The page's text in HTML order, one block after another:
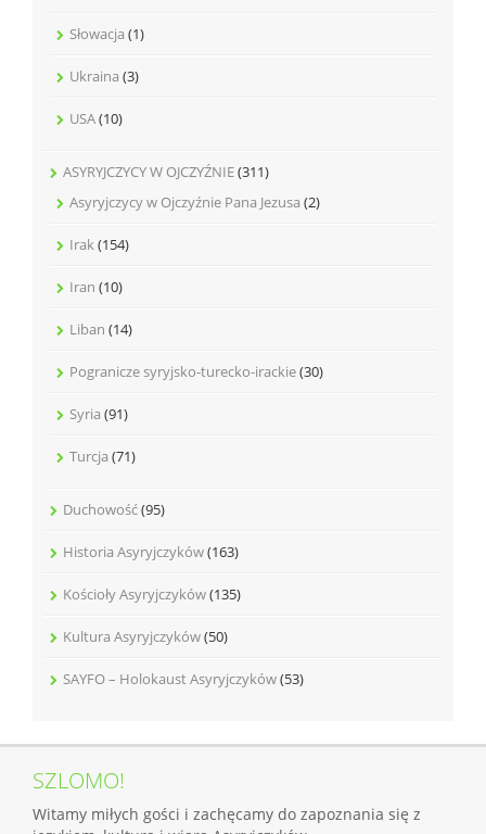
Słowacja (1)
Ukraina (3)
USA(10)
ASYRYJCZYCY W OJCZYŹNIE(311)
Asyryjczycy w Ojczyźnie Pana Jezusa (2)
Irak (154)
Iran (10)
Liban (14)
Pogranicze syryjsko-turecko-irackie(30)
Syria (91)
Turcja (71)
Duchowość(95)
Historia Asyryjczyków(163)
Kościoły Asyryjczyków(135)
Kultura Asyryjczyków(50)
SAYFO – Holokaust Asyryjczyków(53)
SZLOMO!
Witamy miłych gości i zachęcamy do zapoznania się z